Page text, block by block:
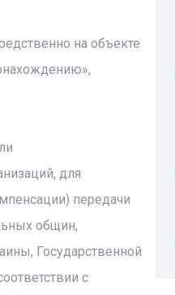
на объекте
для
передачи
общин,
Государственной
с